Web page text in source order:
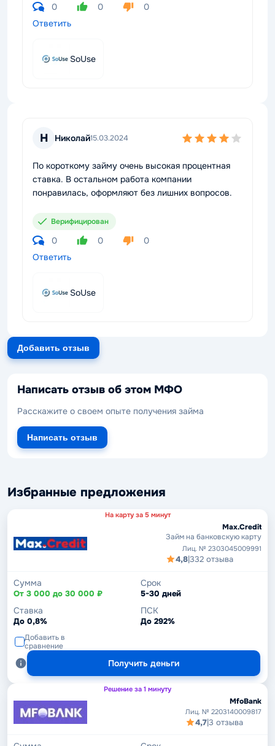
0 0
0
Ответить
SoUse
Н Николай15.03.2024
По короткому займу очень высокая процентная
ставка. В остальном работа компании
понравилась, оформляют без лишних вопросов.
Верифицирован
0 0
0
Ответить
SoUse
Добавить отзыв
Написать отзыв об этом МФО
Расскажите о своем опыте получения займа
Написать отзыв
Избранные предложения
На карту за 5 минут
Max.Credit
Займ на банковскую карту
Лиц. № 2303045009991
4,8|332 отзыва
Сумма
От 3 000 до 30 000 ₽
Срок
5-30 дней
Ставка
До 0,8%
ПСК
До 292%
Добавить в
сравнение
Получить деньги
Решение за 1 минуту
MfoBank
Лиц. № 2203140009817
4,7|3 отзыва